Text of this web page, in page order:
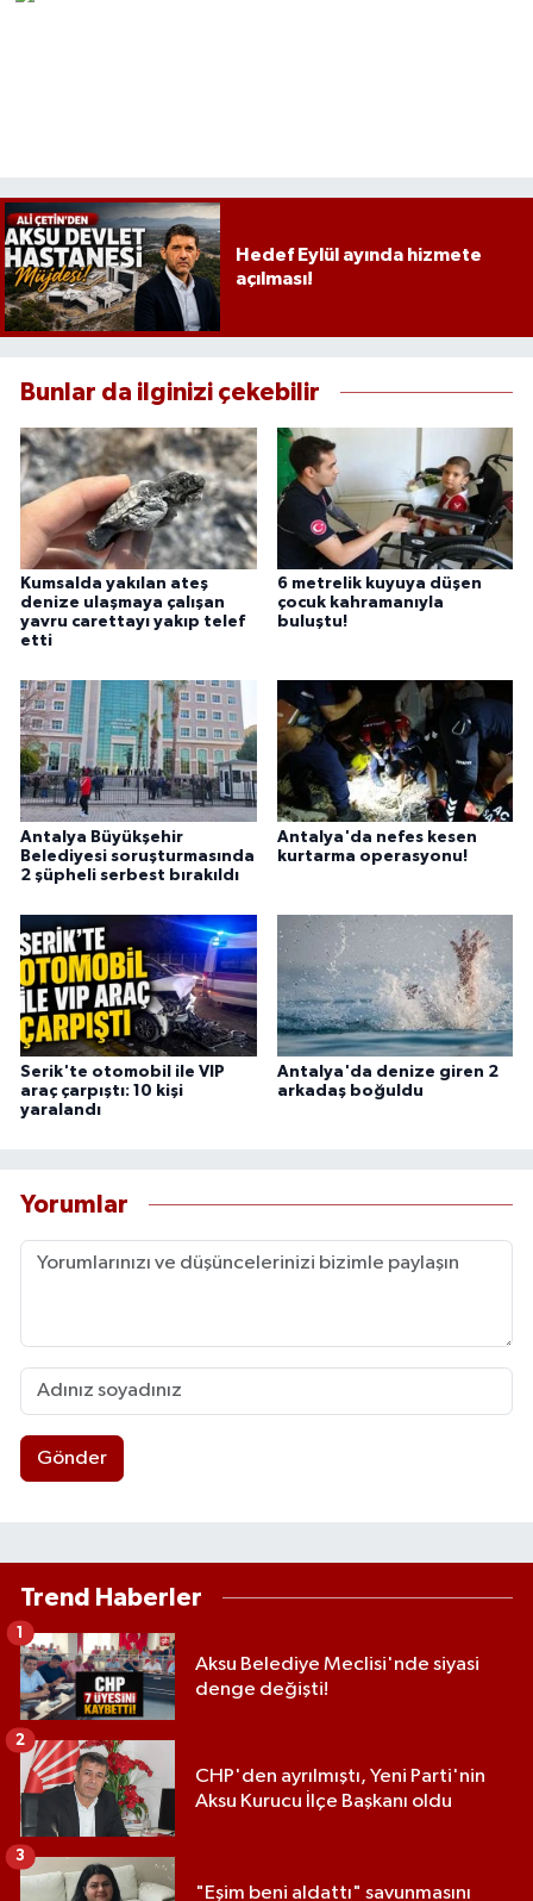
Hedef Eylül ayında hizmete
açılması!
Bunlar da ilginizi çekebilir
Kumsalda yakılan ateş
denize ulaşmaya çalışan
yavru carettayı yakıp telef
etti
6 metrelik kuyuya düşen
çocuk kahramanıyla
buluştu!
Antalya Büyükşehir
Belediyesi soruşturmasında
2 şüpheli serbest bırakıldı
Antalya'da nefes kesen
kurtarma operasyonu!
Serik'te otomobil ile VIP
araç çarpıştı: 10 kişi
yaralandı
Antalya'da denize giren 2
arkadaş boğuldu
Yorumlar
Gönder
Trend Haberler
Aksu Belediye Meclisi'nde siyasi
denge değişti!
1
CHP'den ayrılmıştı, Yeni Parti'nin
Aksu Kurucu İlçe Başkanı oldu
2
"Eşim beni aldattı" savunmasını
3